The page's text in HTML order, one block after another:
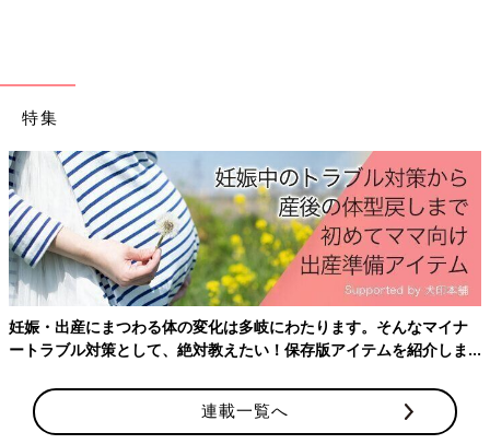
特集
妊娠・出産にまつわる体の変化は多岐にわたります。そんなマイナ
ートラブル対策として、絶対教えたい！保存版アイテムを紹介しま
連載一覧へ